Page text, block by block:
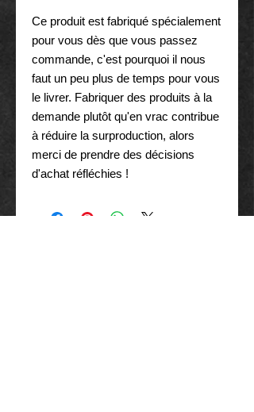
Ce produit est fabriqué spécialement
pour vous dès que vous passez
commande, c'est pourquoi il nous
faut un peu plus de temps pour vous
le livrer. Fabriquer des produits à la
demande plutôt qu'en vrac contribue
à réduire la surproduction, alors
merci de prendre des décisions
d'achat réfléchies !